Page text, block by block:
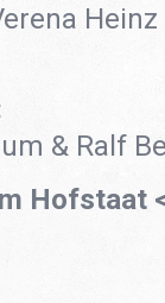
& Ralf
Hofstaat